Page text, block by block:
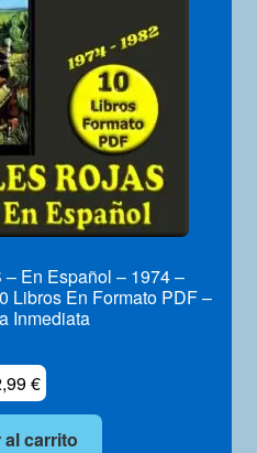
En Español – 1974 –
Libros En Formato PDF –
Inmediata
€
carrito